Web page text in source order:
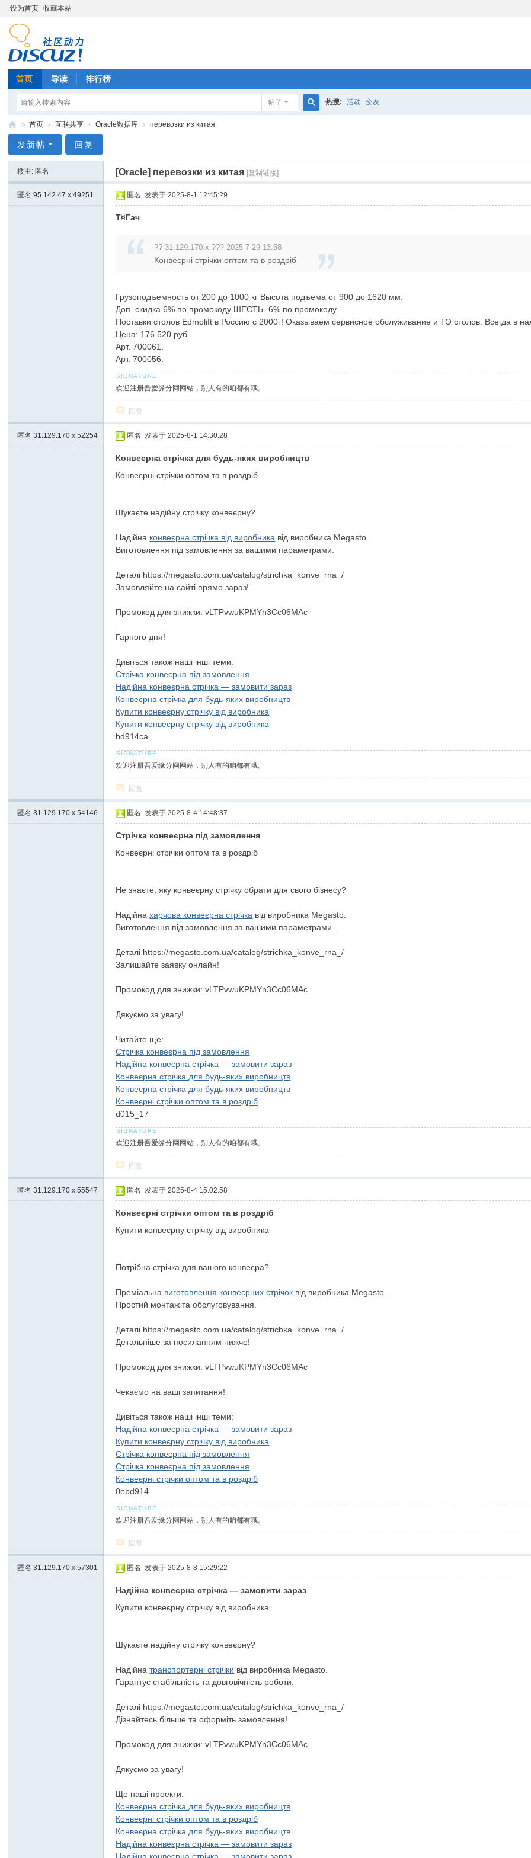
设为首页 收藏本站
首页 导读 排行榜
帖子 热搜: 活动 交友
术
分
享
» 首页 › 互联共享 › Oracle数据库 › перевозки из китая
发新帖 回复
楼主: 匿名 [Oracle] перевозки из китая [复制链接]
匿名95.142.47.x:49251 匿名发表于 2025-8-1 12:45:29
Т¤Гач
?? 31.129.170.x ??? 2025-7-29 13:58
Конвеєрні стрічки оптом та в роздріб
Грузоподъемность от 200 до 1000 кг Высота подъема от 900 до 1620 мм.
Доп. скидка 6% по промокоду ШЕСТЬ -6% по промокоду.
Поставки столов Edmolift в Россию с 2000г! Оказываем сервисное обслуживание и ТО столов. Всегда в
Цена: 176 520 руб.
Арт. 700061.
Арт. 700056.
欢迎注册吾爱缘分网网站，别人有的咱都有哦。
回复
匿名31.129.170.x:52254 匿名发表于 2025-8-1 14:30:28
Конвеєрна стрічка для будь-яких виробництв
Конвеєрні стрічки оптом та в роздріб
Шукаєте надійну стрічку конвеєрну?
Надійна конвеєрна стрічка від виробника від виробника Megasto.
Виготовлення під замовлення за вашими параметрами.
Деталі https://megasto.com.ua/catalog/strichka_konve_rna_/
Замовляйте на сайті прямо зараз!
Промокод для знижки: vLTPvwuKPMYn3Cc06MAc
Гарного дня!
Дивіться також наші інші теми:
Стрічка конвеєрна під замовлення
Надійна конвеєрна стрічка — замовити зараз
Конвеєрна стрічка для будь-яких виробництв
Купити конвеєрну стрічку від виробника
Купити конвеєрну стрічку від виробника
bd914ca
欢迎注册吾爱缘分网网站，别人有的咱都有哦。
回复
匿名31.129.170.x:54146 匿名发表于 2025-8-4 14:48:37
Стрічка конвеєрна під замовлення
Конвеєрні стрічки оптом та в роздріб
Не знаєте, яку конвеєрну стрічку обрати для свого бізнесу?
Надійнахарчова конвеєрна стрічка від виробника Megasto.
Виготовлення під замовлення за вашими параметрами.
Деталі https://megasto.com.ua/catalog/strichka_konve_rna_/
Залишайте заявку онлайн!
Промокод для знижки: vLTPvwuKPMYn3Cc06MAc
Дякуємо за увагу!
Читайте ще:
Стрічка конвеєрна під замовлення
Надійна конвеєрна стрічка — замовити зараз
Конвеєрна стрічка для будь-яких виробництв
Конвеєрна стрічка для будь-яких виробництв
Конвеєрні стрічки оптом та в роздріб
d015_17
欢迎注册吾爱缘分网网站，别人有的咱都有哦。
回复
匿名31.129.170.x:55547 匿名发表于 2025-8-4 15:02:58
Конвеєрні стрічки оптом та в роздріб
Купити конвеєрну стрічку від виробника
Потрібна стрічка для вашого конвеєра?
Преміальна виготовлення конвеєрних стрічок від виробника Megasto.
Простий монтаж та обслуговування.
Деталі https://megasto.com.ua/catalog/strichka_konve_rna_/
Детальніше за посиланням нижче!
Промокод для знижки: vLTPvwuKPMYn3Cc06MAc
Чекаємо на ваші запитання!
Дивіться також наші інші теми:
Надійна конвеєрна стрічка — замовити зараз
Купити конвеєрну стрічку від виробника
Стрічка конвеєрна під замовлення
Стрічка конвеєрна під замовлення
Конвеєрні стрічки оптом та в роздріб
0ebd914
欢迎注册吾爱缘分网网站，别人有的咱都有哦。
回复
匿名31.129.170.x:57301 匿名发表于 2025-8-8 15:29:22
Надійна конвеєрна стрічка — замовити зараз
Купити конвеєрну стрічку від виробника
Шукаєте надійну стрічку конвеєрну?
Надійнатранспортерні стрічки від виробника Megasto.
Гарантує стабільність та довговічність роботи.
Деталі https://megasto.com.ua/catalog/strichka_konve_rna_/
Дізнайтесь більше та оформіть замовлення!
Промокод для знижки: vLTPvwuKPMYn3Cc06MAc
Дякуємо за увагу!
Ще наші проекти:
Конвеєрна стрічка для будь-яких виробництв
Конвеєрні стрічки оптом та в роздріб
Конвеєрна стрічка для будь-яких виробництв
Надійна конвеєрна стрічка — замовити зараз